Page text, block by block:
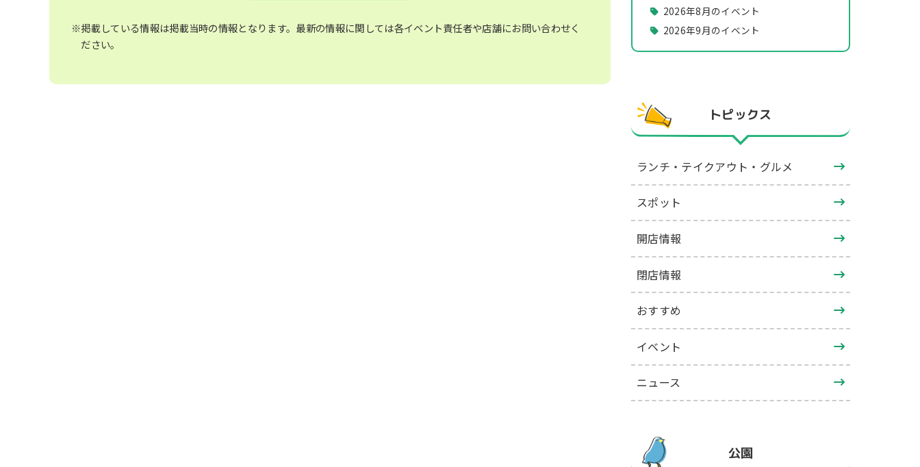
※掲載している情報は掲載当時の情報となります。最新の情報に関しては各イベント責任者や店舗にお問い合わせく
ださい。
2026年8月のイベント
2026年9月のイベント
トピックス
ランチ・テイクアウト・グルメ
スポット
開店情報
閉店情報
おすすめ
イベント
ニュース
公園